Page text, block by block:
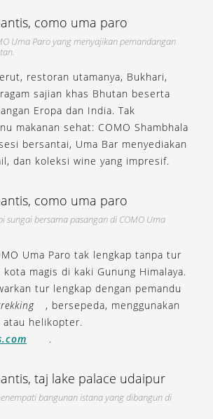
Uma Paro yang menyajikan pemandangan
restoran utamanya, Bukhari,
sajian khas Bhutan beserta
Eropa dan India. Tak
makanan sehat: COMO Shambhala
bersantai, Uma Bar menyediakan
dan koleksi wine yang impresif.
sungai bersama pasangan di COMO Uma
Uma Paro tak lengkap tanpa tur
magis di kaki Gunung Himalaya.
tur lengkap dengan pemandu
, bersepeda, menggunakan
atau helikopter.
.
bangunan istana yang dibangun di